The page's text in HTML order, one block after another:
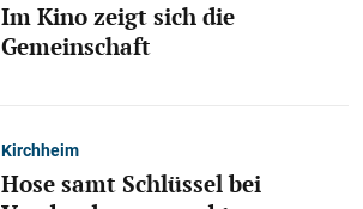
Im Kino zeigt sich die
Gemeinschaft
Kirchheim
Hose samt Schlüssel bei